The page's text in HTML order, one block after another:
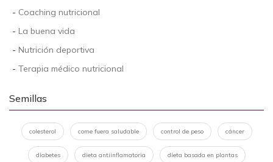
- Coaching nutricional
- La buena vida
- Nutrición deportiva
- Terapia médico nutricional
Semillas
colesterol come fuera saludable control de peso cáncer
diabetes dieta antiinflamatoria dieta basada en plantas